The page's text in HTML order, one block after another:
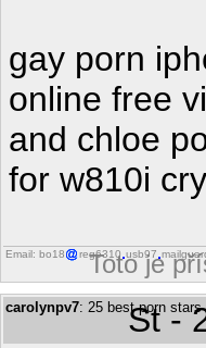
gay porn
online free
and chloe
for w810i
Email: bo18 reg6310 usb97
Toto je
carolynpv7: 25 best porn
St -